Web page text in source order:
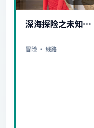
深海探险之未知世
冒险 · 线路